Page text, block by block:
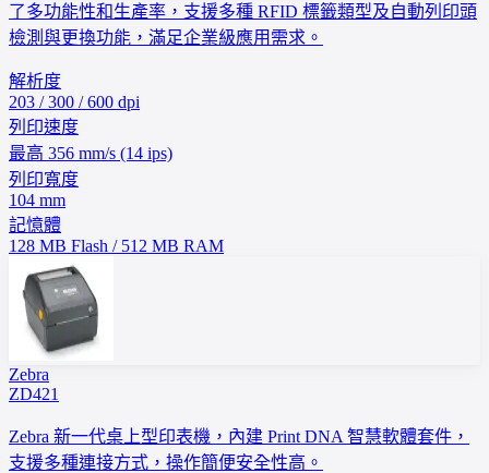
了多功能性和生產率，支援多種 RFID 標籤類型及自動列印頭
檢測與更換功能，滿足企業級應用需求。
解析度
203 / 300 / 600 dpi
列印速度
最高 356 mm/s (14 ips)
列印寬度
104 mm
記憶體
128 MB Flash / 512 MB RAM
Zebra
ZD421
Zebra 新一代桌上型印表機，內建 Print DNA 智慧軟體套件，
支援多種連接方式，操作簡便安全性高。